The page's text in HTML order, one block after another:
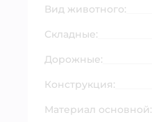
Вид животного:
Складные:
Дорожные:
Конструкция:
Материал основной: